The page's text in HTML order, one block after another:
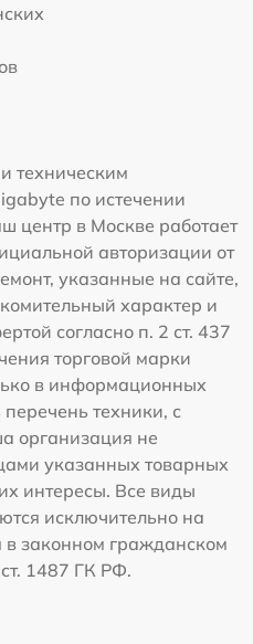
техническим
по истечении
центр в Москве работает
авторизации от
указанные на сайте,
характер и
согласно п. 2 ст. 437
торговой марки
в информационных
техники, с
организация не
указанных товарных
интересы. Все виды
исключительно на
в законном гражданском
ст. 1487 ГК РФ.